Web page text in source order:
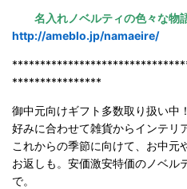
名入れノベルティの色々な物
http://ameblo.jp/namaeire/
****************
御中元向けギフト多数取り扱い
好みに合わせて雑貨からインテリ
これからの季節に向けて、お中元
お返しも。安価激安特価のノベル
で。